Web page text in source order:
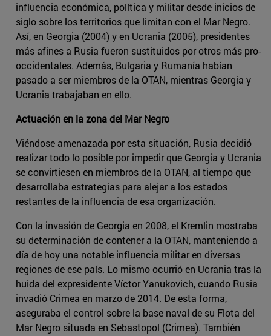
influencia económica, política y militar desde inicios de
siglo sobre los territorios que limitan con el Mar Negro.
Así, en Georgia (2004) y en Ucrania (2005), presidentes
más afines a Rusia fueron sustituidos por otros más pro-
occidentales. Además, Bulgaria y Rumanía habían
pasado a ser miembros de la OTAN, mientras Georgia y
Ucrania trabajaban en ello.
Actuación en la zona del Mar Negro
Viéndose amenazada por esta situación, Rusia decidió
realizar todo lo posible por impedir que Georgia y Ucrania
se convirtiesen en miembros de la OTAN, al tiempo que
desarrollaba estrategias para alejar a los estados
restantes de la influencia de esa organización.
Con la invasión de Georgia en 2008, el Kremlin mostraba
su determinación de contener a la OTAN, manteniendo a
día de hoy una notable influencia militar en diversas
regiones de ese país. Lo mismo ocurrió en Ucrania tras la
huida del expresidente Víctor Yanukovich, cuando Rusia
invadió Crimea en marzo de 2014. De esta forma,
aseguraba el control sobre la base naval de su Flota del
Mar Negro situada en Sebastopol (Crimea). También